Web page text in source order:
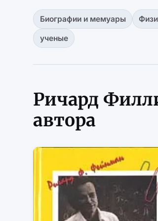
Биографии и мемуары
ученые
Ричард
автора